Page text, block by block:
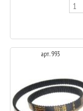
арт. 993